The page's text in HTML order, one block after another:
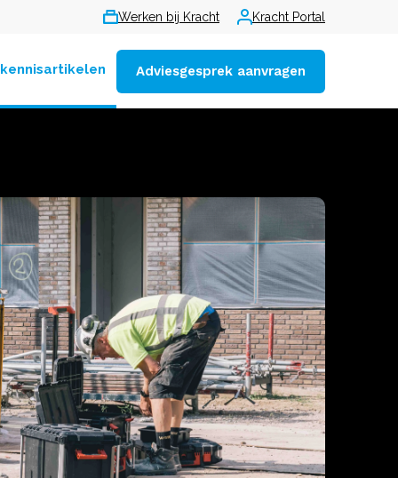
Werken bij Kracht Kracht Portal
Adviesgesprek aanvragen